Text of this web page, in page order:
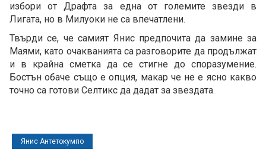
избори от Драфта за една от големите звезди в
Лигата, но в Милуоки не са впечатлени.
Твърди се, че самият Янис предпочита да замине за
Маями, като очакванията са разговорите да продължат
и в крайна сметка да се стигне до споразумение.
Бостън обаче също е опция, макар че не е ясно какво
точно са готови Селтикс да дадат за звездата.
Янис Антетокумпо